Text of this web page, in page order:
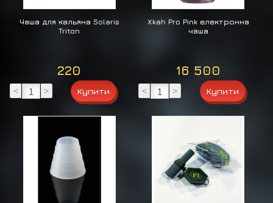
Чаша для кальяна Solaris
Triton
220
< >
Xkah Pro Pink електронна
чаша
16 500
< >